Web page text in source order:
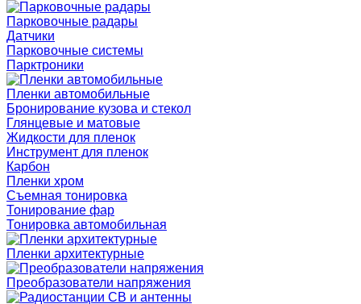
Парковочные радары
Датчики
Парковочные системы
Парктроники
Пленки автомобильные
Бронирование кузова и стекол
Глянцевые и матовые
Жидкости для пленок
Инструмент для пленок
Карбон
Пленки хром
Съемная тонировка
Тонирование фар
Тонировка автомобильная
Пленки архитектурные
Преобразователи напряжения